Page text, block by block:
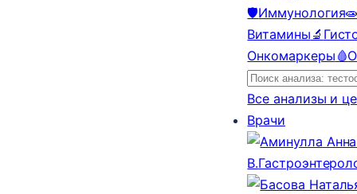
🛡️Иммунология
Витамины 🔬
Онкомаркеры 🩸
Все анализы и
Врачи
В.